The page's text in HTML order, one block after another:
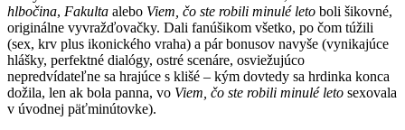
hlbočina, Fakulta alebo Viem, čo ste robili minulé leto boli šikovné,
originálne vyvražďovačky. Dali fanúšikom všetko, po čom túžili
(sex, krv plus ikonického vraha) a pár bonusov navyše (vynikajúce
hlášky, perfektné dialógy, ostré scenáre, osviežujúco
nepredvídateľne sa hrajúce s klišé – kým dovtedy sa hrdinka konca
dožila, len ak bola panna, vo Viem, čo ste robili minulé leto sexovala
v úvodnej päťminútovke).